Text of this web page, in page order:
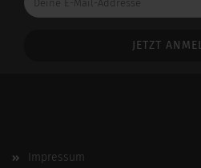
E-
Impressum